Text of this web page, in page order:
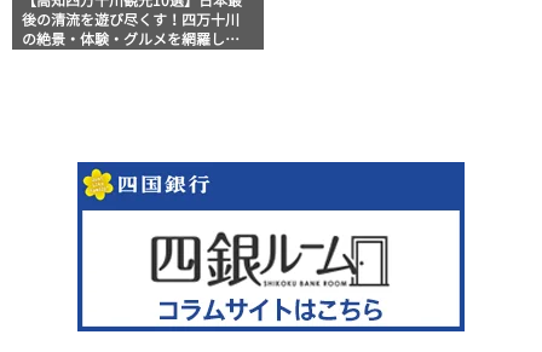
後の清流を遊び尽くす！四万十川
の絶景・体験・グルメを網羅した